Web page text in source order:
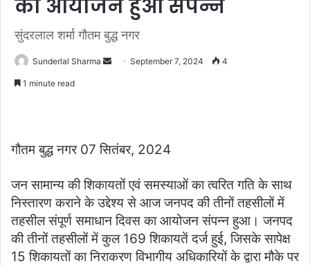
का आयोजन हुआ संपन्न
सुंदरलाल शर्मा गौतम बुद्ध नगर
Sunderlal Sharma
SendSeptember 7, 2024 4
1 minute read
गौतम बुद्ध नगर 07 सितंबर, 2024
जन सामान्य की शिकायतों एवं समस्याओं का त्वरित गति के साथ
निस्तारण कराने के उद्देश्य से आज जनपद की तीनों तहसीलों में
तहसील संपूर्ण समाधान दिवस का आयोजन संपन्न हुआ। जनपद
की तीनों तहसीलों में कुल 169 शिकायतें दर्ज हुई, जिसके सापेक्ष
15 शिकायतों का निराकरण विभागीय अधिकारियों के द्वारा मौके पर